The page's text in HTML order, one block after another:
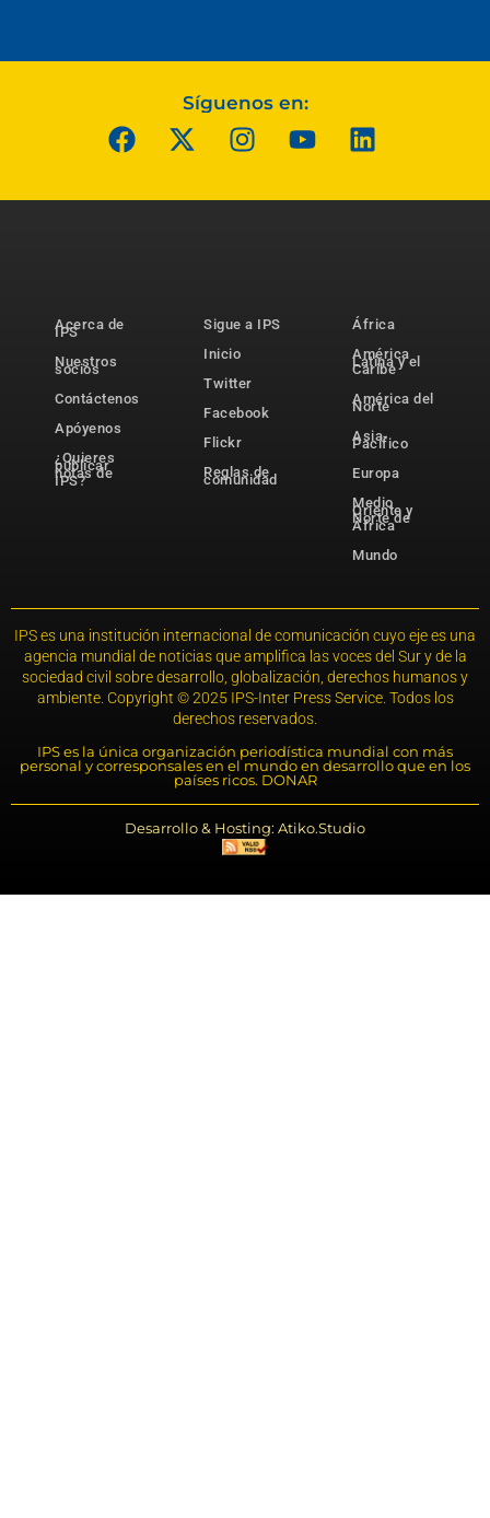
Síguenos en:
Acerca de
IPS
Nuestros
socios
Contáctenos
Apóyenos
¿Quieres
publicar
notas de
IPS?
Sigue a IPS
Inicio
Twitter
Facebook
Flickr
Reglas de
comunidad
África
América
Latina y el
Caribe
América del
Norte
Asia-
Pacífico
Europa
Medio
Oriente y
Norte de
África
Mundo
IPS es una institución internacional de comunicación cuyo eje es una
agencia mundial de noticias que amplifica las voces del Sur y de la
sociedad civil sobre desarrollo, globalización, derechos humanos y
ambiente. Copyright © 2025 IPS-Inter Press Service. Todos los
derechos reservados.
IPS es la única organización periodística mundial con más
personal y corresponsales en el mundo en desarrollo que en los
países ricos. DONAR
Desarrollo & Hosting: Atiko.Studio